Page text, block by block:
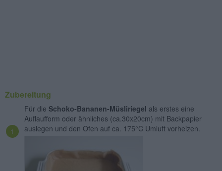
Zubereitung
Für die Schoko-Bananen-Müsliriegel als erstes eine
Auflaufform oder ähnliches (ca.30x20cm) mit Backpapier
auslegen und den Ofen auf ca. 175°C Umluft vorheizen.